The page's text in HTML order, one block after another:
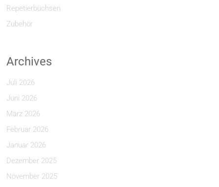
Repetierbüchsen
Zubehör
Archives
Juli 2026
Juni 2026
März 2026
Februar 2026
Januar 2026
Dezember 2025
November 2025